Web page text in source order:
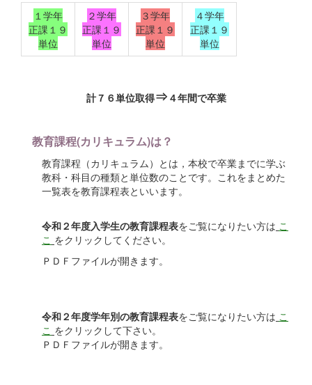
１学年
正課１９
単位
２学年
正課１９
単位
３学年
正課１９
単位
４学年
正課１９
単位
計７６単位取得⇒ ４年間で卒業
教育課程(カリキュラム)は？
教育課程（カリキュラム）とは，本校で卒業までに学ぶ
教科・科目の種類と単位数のことです。これをまとめた
一覧表を教育課程表といいます。
令和２年度入学生の教育課程表をご覧になりたい方は こ
こ をクリックしてください。
ＰＤＦファイルが開きます。
令和２年度学年別の教育課程表をご覧になりたい方は こ
こ をクリックして下さい。
ＰＤＦファイルが開きます。